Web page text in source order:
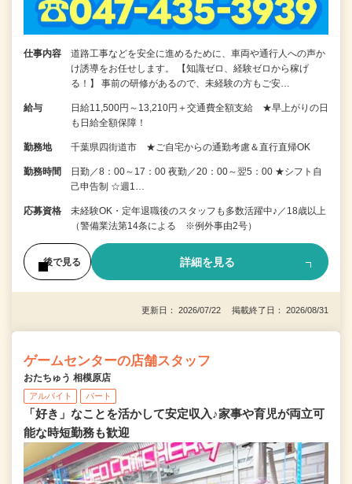
仕事内容
道路工事などを安全に進めるために、車両や通行人への声か
け誘導をお任せします。 【知識ゼロ、経験ゼロから稼げ
る！】 事前の研修があるので、未経験の方もご安…
給与
日給11,500円～13,210円＋交通費全額支給 ★早上がりの日
も日給全額保障！
勤務地 千葉県四街道市 ★ご自宅からの通勤考慮＆直行直帰OK
勤務時間
日勤／8：00～17：00 夜勤／20：00～翌5：00 ★シフト自
己申告制 ☆週1…
応募資格
未経験OK・定年退職後のスタッフも多数活躍中♪／18歳以上
（警備業法第14条による ※例外事由2号）
後で見る 詳細を見る
更新日： 2026/07/22 掲載終了日： 2026/08/31
ゲームセンターの店舗スタッフ
おたちゅう 相模原店
アルバイト パート
「好き」なことを活かして安定収入♪家事や育児が両立可
能な時短勤務も歓迎